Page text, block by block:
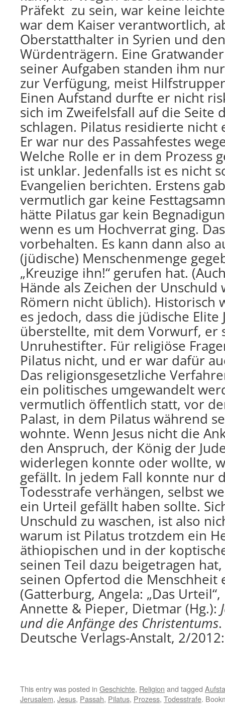
Präfekt zu sein, war keine
war dem Kaiser verantwortlich,
Oberstatthalter in Syrien und
Würdenträgern. Eine
seiner Aufgaben standen ihm
zur Verfügung, meist
Einen Aufstand durfte er nicht
sich im Zweifelsfall auf die Seite
schlagen. Pilatus residierte nicht
Er war nur des Passahfestes
Welche Rolle er in dem Prozess
ist unklar. Jedenfalls ist es nicht
Evangelien berichten. Erstens
vermutlich gar keine
hätte Pilatus gar kein
wenn es um Hochverrat ging.
vorbehalten. Es kann dann also
(jüdische) Menschenmenge
„Kreuzige ihn!“ gerufen hat.
Hände als Zeichen der Unschuld
Römern nicht üblich). Historisch
es jedoch, dass die jüdische Elite
überstellte, mit dem Vorwurf, er
Unruhestifter. Für religiöse
Pilatus nicht, und er war dafür
Das religionsgesetzliche
ein politisches umgewandelt
vermutlich öffentlich statt, vor
Palast, in dem Pilatus während
wohnte. Wenn Jesus nicht die
den Anspruch, der König der
widerlegen konnte oder wollte,
gefällt. In jedem Fall konnte nur
Todesstrafe verhängen, selbst
ein Urteil gefällt haben sollte.
Unschuld zu waschen, ist also
warum ist Pilatus trotzdem ein
äthiopischen und in der
seinen Teil dazu beigetragen hat,
seinen Opfertod die Menschheit
(Gatterburg, Angela: „Das
Annette & Pieper, Dietmar (Hg.):
und die Anfänge des Christentums
Deutsche Verlags-Anstalt, 2/
This entry was posted in Geschichte, Religion and tagged
Jerusalem, Jesus, Passah, Pilatus, Prozess, Todesstrafe.